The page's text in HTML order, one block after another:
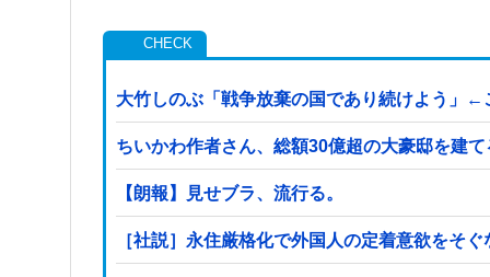
大竹しのぶ「戦争放棄の国であり続けよう」←
ちいかわ作者さん、総額30億超の大豪邸を建
【朗報】見せブラ、流行る。
［社説］永住厳格化で外国人の定着意欲をそぐ